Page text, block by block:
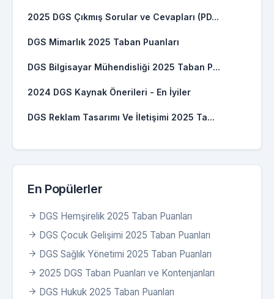
2025 DGS Çıkmış Sorular ve Cevapları (PD...
DGS Mimarlık 2025 Taban Puanları
DGS Bilgisayar Mühendisliği 2025 Taban P...
2024 DGS Kaynak Önerileri - En İyiler
DGS Reklam Tasarımı Ve İletişimi 2025 Ta...
En Popülerler
DGS Hemşirelik 2025 Taban Puanları
DGS Çocuk Gelişimi 2025 Taban Puanları
DGS Sağlık Yönetimi 2025 Taban Puanları
2025 DGS Taban Puanları ve Kontenjanları
DGS Hukuk 2025 Taban Puanları